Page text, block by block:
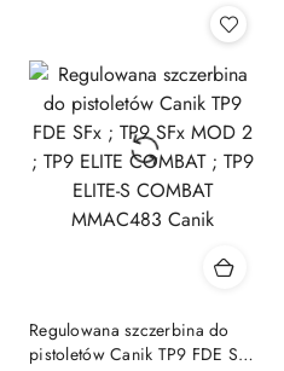
Regulowana szczerbina do
pistoletów Canik TP9 FDE SFx